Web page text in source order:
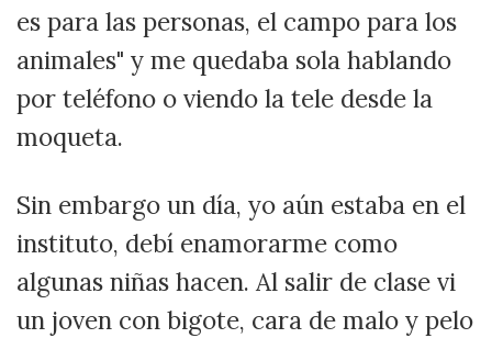
es para las personas, el campo para los
animales" y me quedaba sola hablando
por teléfono o viendo la tele desde la
moqueta.
Sin embargo un día, yo aún estaba en el
instituto, debí enamorarme como
algunas niñas hacen. Al salir de clase vi
un joven con bigote, cara de malo y pelo